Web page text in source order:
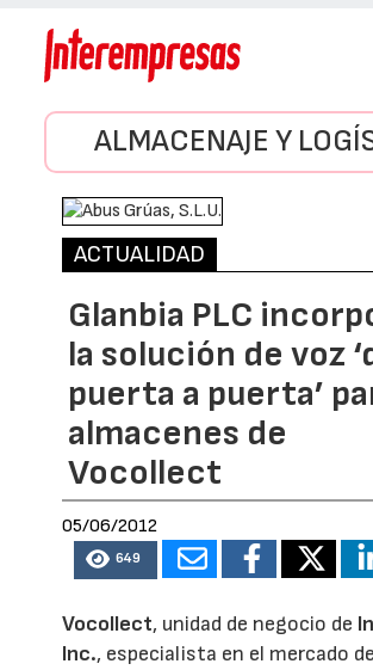
ALMACENAJE Y
ACTUALIDAD
Glanbia PLC
la solución de voz
puerta a puerta’
almacenes de
Vocollect
05/06/2012
649
Vocollect, unidad de negocio de
Inc., especialista en el mercado de